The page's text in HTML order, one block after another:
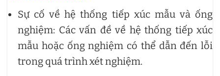
Sự cố về hệ thống tiếp xúc mẫu và ống
nghiệm: Các vấn đề về hệ thống tiếp xúc
mẫu hoặc ống nghiệm có thể dẫn đến lỗi
trong quá trình xét nghiệm.